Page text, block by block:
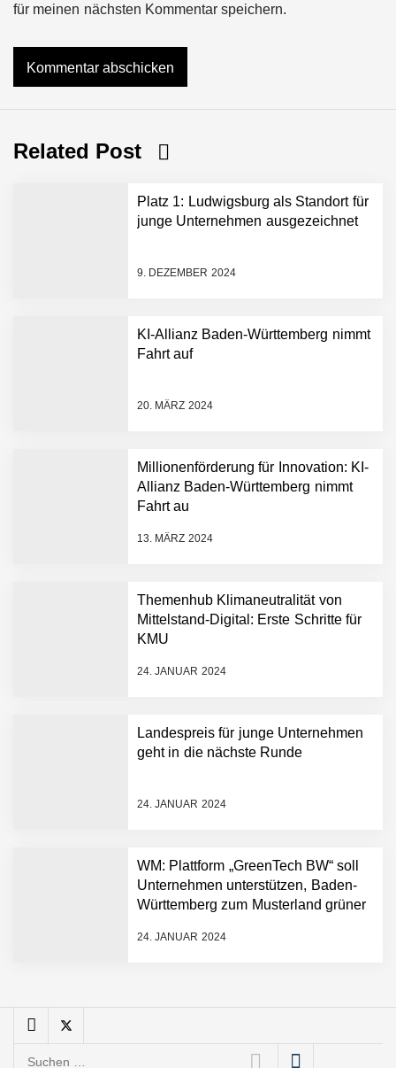
für meinen nächsten Kommentar speichern.
Related Post
Platz 1: Ludwigsburg als Standort für
junge Unternehmen ausgezeichnet
9. DEZEMBER 2024
KI-Allianz Baden-Württemberg nimmt
Fahrt auf
20. MÄRZ 2024
Millionenförderung für Innovation: KI-
Allianz Baden-Württemberg nimmt
Fahrt au
13. MÄRZ 2024
Themenhub Klimaneutralität von
Mittelstand-Digital: Erste Schritte für
KMU
24. JANUAR 2024
Landespreis für junge Unternehmen
geht in die nächste Runde
24. JANUAR 2024
WM: Plattform „GreenTech BW“ soll
Unternehmen unterstützen, Baden-
Württemberg zum Musterland grüner
24. JANUAR 2024
NEURA Robotics gibt
Dollar bekannt, um den
Plattform zu beschleunigen
NEURA Robotics und
Amazon Web Services
starten strategische
AI breit auszurollen
Humanoider Roboter bringt
Hightech ins Stadion
Simulationsdienstleistung in
FiniteNow ermöglicht
Entwicklungsprozesse
Pyck im Employer Portrait
Maximilian Mack von Pyck
Suchen